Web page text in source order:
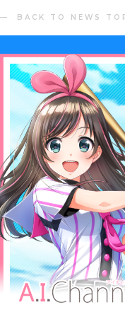
BACK TO NEWS